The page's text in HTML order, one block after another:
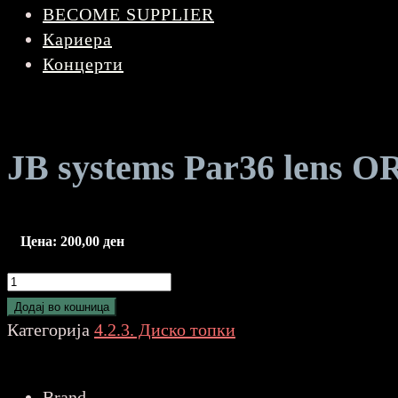
BECOME SUPPLIER
Кариера
Концерти
JB systems Par36 lens
Цена: 200,00 ден
JB
systems
Par36
Додај во кошница
Категорија 4.2.3. Диско топки